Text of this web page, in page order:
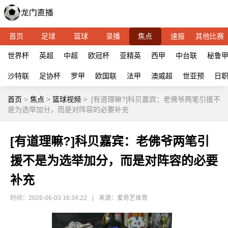
首页 足球 篮球 录播 焦点 速报 其他比赛
世界杯 英超 中超 欧冠杯 亚精英 西甲 中台联 秘鲁甲
沙特联 足协杯 罗甲 欧国联 法甲 澳威超 世亚预 日
首页 > 焦点 > 篮球视频 > [有道理嘛?]科贝嘉宾：老佛爷两笔引援不
是为选举加分，而是对阵容的必要补充
[有道理嘛?]科贝嘉宾：老佛爷两笔引
援不是为选举加分，而是对阵容的必要
补充
时间：2026-06-03 16:34:22 来源：爱奇艺体育